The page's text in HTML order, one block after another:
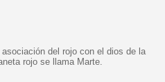
del rojo con el dios de la
rojo se llama Marte.